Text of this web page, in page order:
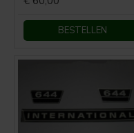
BESTELLEN